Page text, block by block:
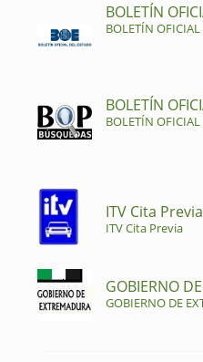
BOLETÍN
BOLETÍN OFICIAL
BOLETÍN
BOLETÍN
ITV Cita Previa
ITV Cita Previa
GOBIERNO
GOBIERNO DE